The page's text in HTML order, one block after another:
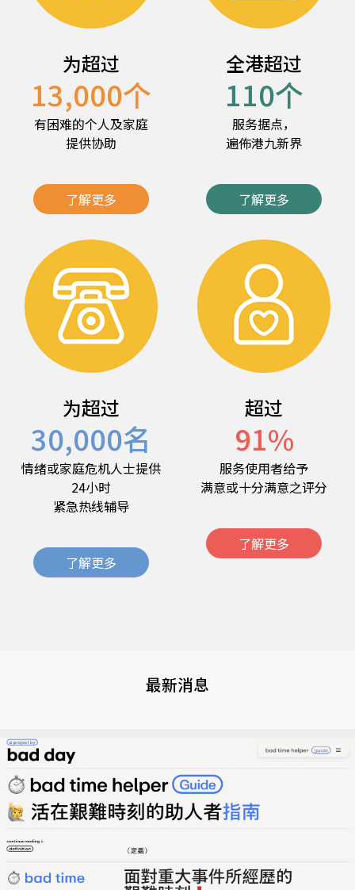
为超过
13,000个
有困难的个人及家庭
提供协助
了解更多
全港超过
110个
服务据点，
遍佈港九新界
了解更多
为超过
30,000名
情绪或家庭危机人士提供
24小时
紧急热线辅导
了解更多
超过
91%
服务使用者给予
满意或十分满意之评分
了解更多
最新消息